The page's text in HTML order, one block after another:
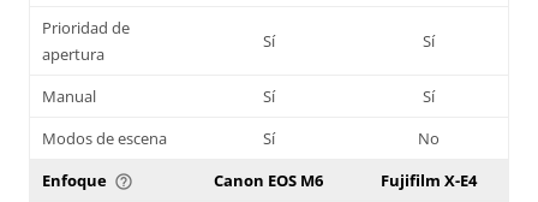
Prioridad de
apertura
Sí Sí
Manual Sí
Sí
Modos de escena
Sí
No
Enfoque help_outline Canon EOS M6
Fujifilm X-E4